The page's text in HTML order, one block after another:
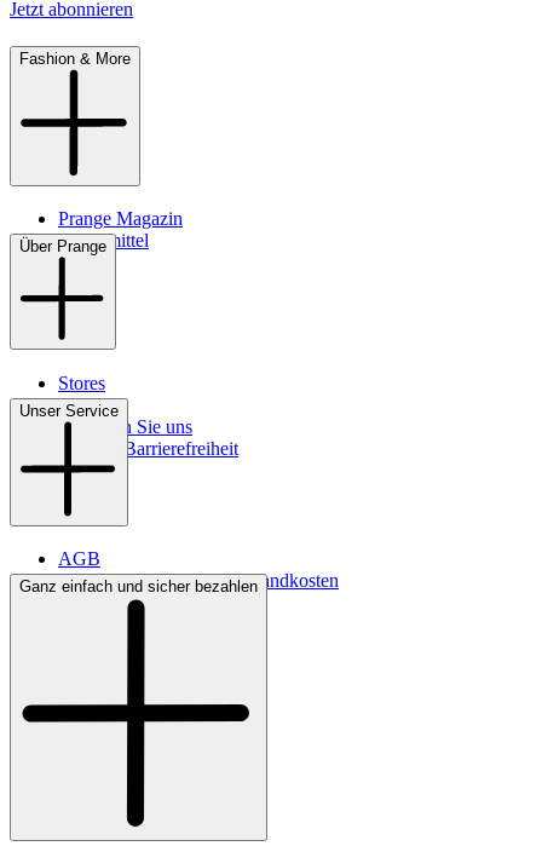
Jetzt abonnieren
Fashion & More
Prange Magazin
Pflegemittel
Über Prange
Stores
Kontakt
So finden Sie uns
Digitale Barrierefreiheit
Unser Service
AGB
Lieferbedingungen & Versandkosten
Bezahlung
Ganz einfach und sicher bezahlen